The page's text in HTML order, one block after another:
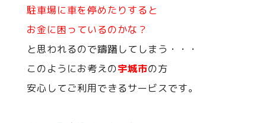
駐車場に車を停めたりすると
お金に困っているのかな？
と思われるので躊躇してしまう・・・
このようにお考えの宇城市の方
安心してご利用できるサービスです。